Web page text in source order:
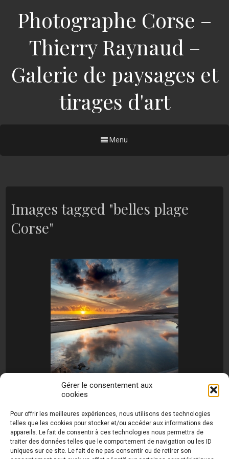
Gérer le consentement aux
cookies
Pour offrir les meilleures expériences, nous utilisons des technologies
telles que les cookies pour stocker et/ou accéder aux informations des
appareils. Le fait de consentir à ces technologies nous permettra de
traiter des données telles que le comportement de navigation ou les ID
uniques sur ce site. Le fait de ne pas consentir ou de retirer son
Photographe Corse –
Thierry Raynaud –
Galerie de paysages et
tirages d'art
Menu
Images tagged "belles plage
Corse"